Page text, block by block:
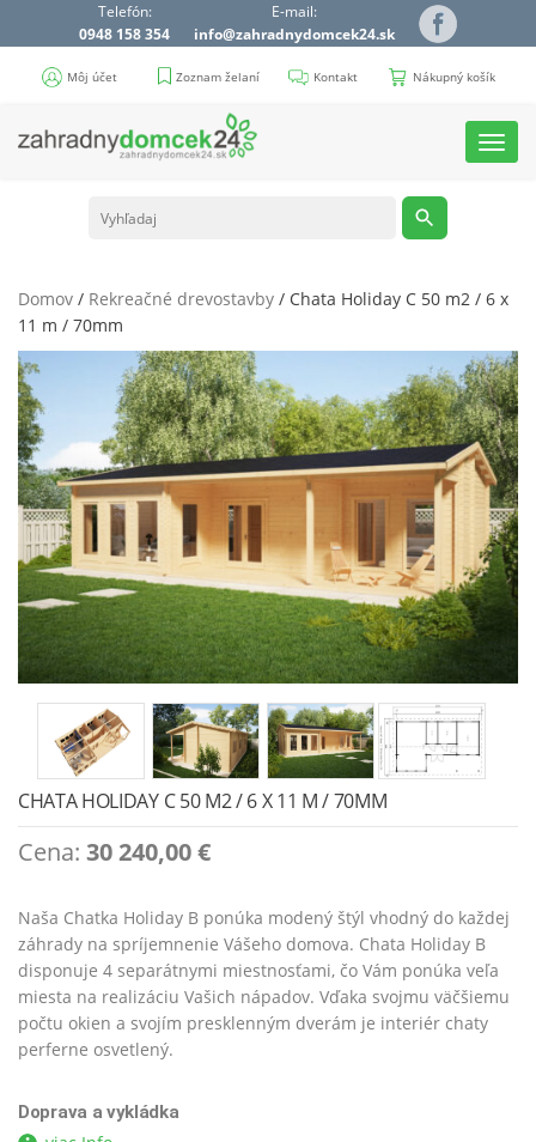
Telefón:
0948 158 354
E-mail:
info@zahradnydomcek24.sk
Môj účet Zoznam želaní Kontakt Nákupný košík
Toggle
Domov / Rekreačné drevostavby / Chata Holiday C 50 m2 / 6 x
11 m / 70mm
CHATA HOLIDAY C 50 M2 / 6 X 11 M / 70MM
Cena: 30 240,00€
Naša Chatka Holiday B ponúka modený štýl vhodný do každej
záhrady na spríjemnenie Vášeho domova. Chata Holiday B
disponuje 4 separátnymi miestnosťami, čo Vám ponúka veľa
miesta na realizáciu Vašich nápadov. Vďaka svojmu väčšiemu
počtu okien a svojím presklenným dverám je interiér chaty
perferne osvetlený.
Doprava a vykládka